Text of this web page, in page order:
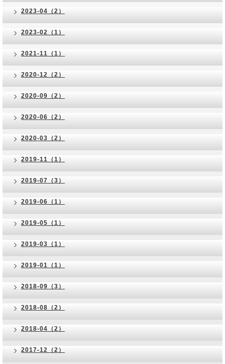
2023-04（2）
2023-02（1）
2021-11（1）
2020-12（2）
2020-09（2）
2020-06（2）
2020-03（2）
2019-11（1）
2019-07（3）
2019-06（1）
2019-05（1）
2019-03（1）
2019-01（1）
2018-09（3）
2018-08（2）
2018-04（2）
2017-12（2）